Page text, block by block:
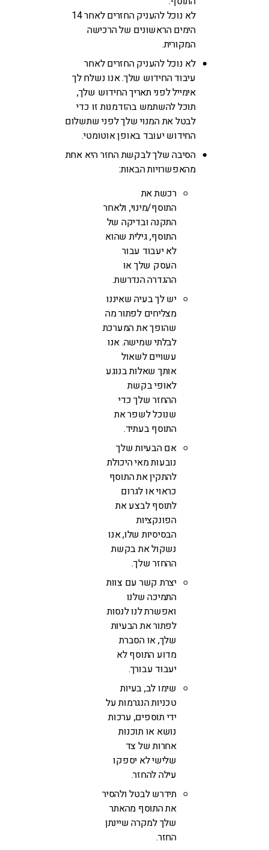
לא נוכל להעניק החזרים לאחר 14
הימים הראשונים של הרכישה
המקורית.
לא נוכל להעניק החזרים לאחר
עיבוד החידוש שלך. אנו נשלח לך
אימייל לפני תאריך החידוש שלך,
תוכל להשתמש בהזדמנות זו כדי
לבטל את המנוי שלך לפני שתשלום
החידוש יעובד באופן אוטומטי.
הסיבה שלך לבקשת החזר היא אחת
מהאפשרויות הבאות:
רכשת את
התוסף/מינוי, ולאחר
התקנה ובדיקה של
התוסף, גילית שהוא
לא יעבוד עבור
העסק שלך או
ההגדרה הנדרשת.
יש לך בעיה שאיננו
מצליחים לפתור מה
שהופך את המערכת
לבלתי שמישה. אנו
עשויים לשאול
אותך שאלות בנוגע
לאופי בקשת
ההחזר שלך כדי
שנוכל לשפר את
התוסף בעתיד.
אם הבעיות שלך
נובעות מאי היכולת
להתקין את התוסף
כראוי או לגרום
לתוסף לבצע את
הפונקציות
הבסיסיות שלו, אנו
נשקול את בקשת
ההחזר שלך.
יצרת קשר עם צוות
התמיכה שלנו
ואפשרת לנו לנסות
לפתור את הבעיות
שלך, או הסברת
מדוע התוסף לא
יעבוד עבורך.
שימו לב, בעיות
טכניות הנגרמות על
ידי תוספים, ערכות
נושא או תוכנות
אחרות של צד
שלישי לא יספקו
עילה להחזר.
תידרש לבטל ולהסיר
את התוסף מהאתר
שלך למקרה שיינתן
החזר.